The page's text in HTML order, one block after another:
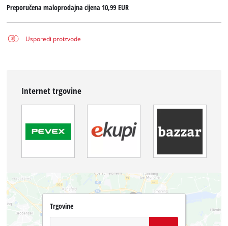
Preporučena maloprodajna cijena10,99 EUR
Usporedi proizvode
Internet trgovine
Trgovine